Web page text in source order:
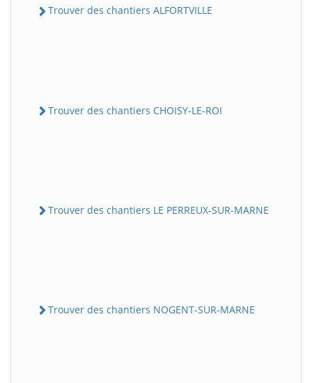
Trouver des chantiers ALFORTVILLE
Trouver des chantiers CHOISY-LE-ROI
Trouver des chantiers LE PERREUX-SUR-MARNE
Trouver des chantiers NOGENT-SUR-MARNE